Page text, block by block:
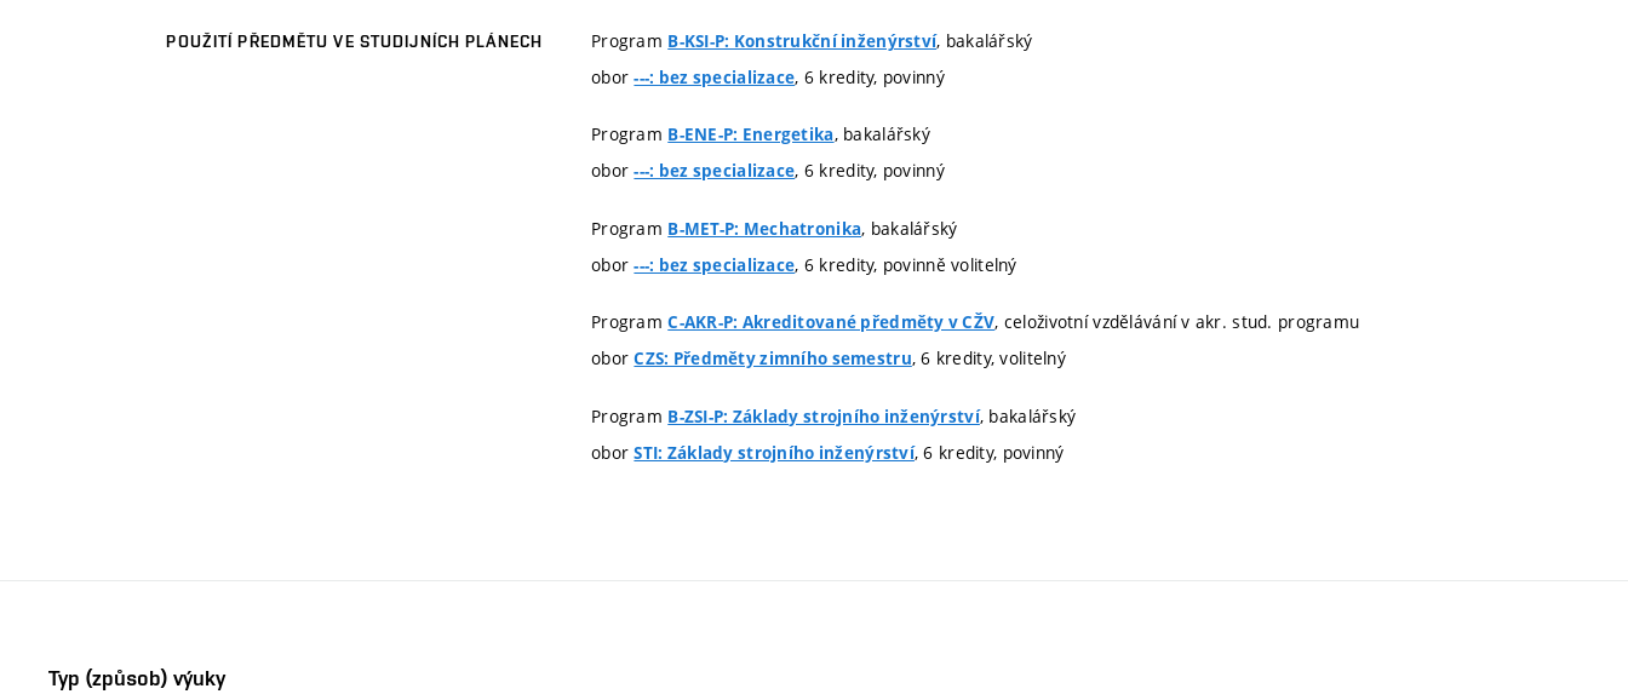
POUŽITÍ PŘEDMĚTU VE STUDIJNÍCH PLÁNECH Program B-KSI-P: Konstrukční inženýrství, bakalářský
obor---: bez specializace, 6 kredity, povinný
Program B-ENE-P: Energetika, bakalářský
obor---: bez specializace, 6 kredity, povinný
Program B-MET-P: Mechatronika, bakalářský
obor---: bez specializace, 6 kredity, povinně volitelný
ProgramC-AKR-P: Akreditované předměty v CŽV, celoživotní vzdělávání v akr. stud. programu
oborCZS: Předměty zimního semestru, 6 kredity, volitelný
Program B-ZSI-P: Základy strojního inženýrství, bakalářský
oborSTI: Základy strojního inženýrství, 6 kredity, povinný
Typ (způsob) výuky